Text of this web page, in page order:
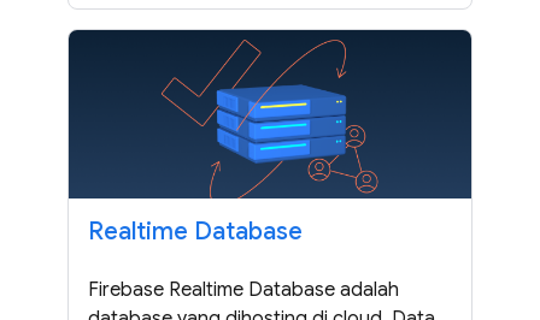
Realtime Database
Firebase Realtime Database adalah